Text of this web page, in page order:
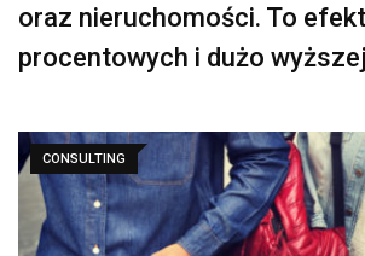
oraz nieruchomości. To
procentowych i dużo
CONSULTING